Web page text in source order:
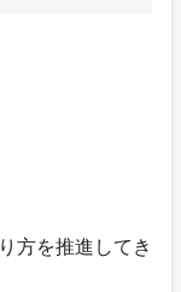
方を推進してき